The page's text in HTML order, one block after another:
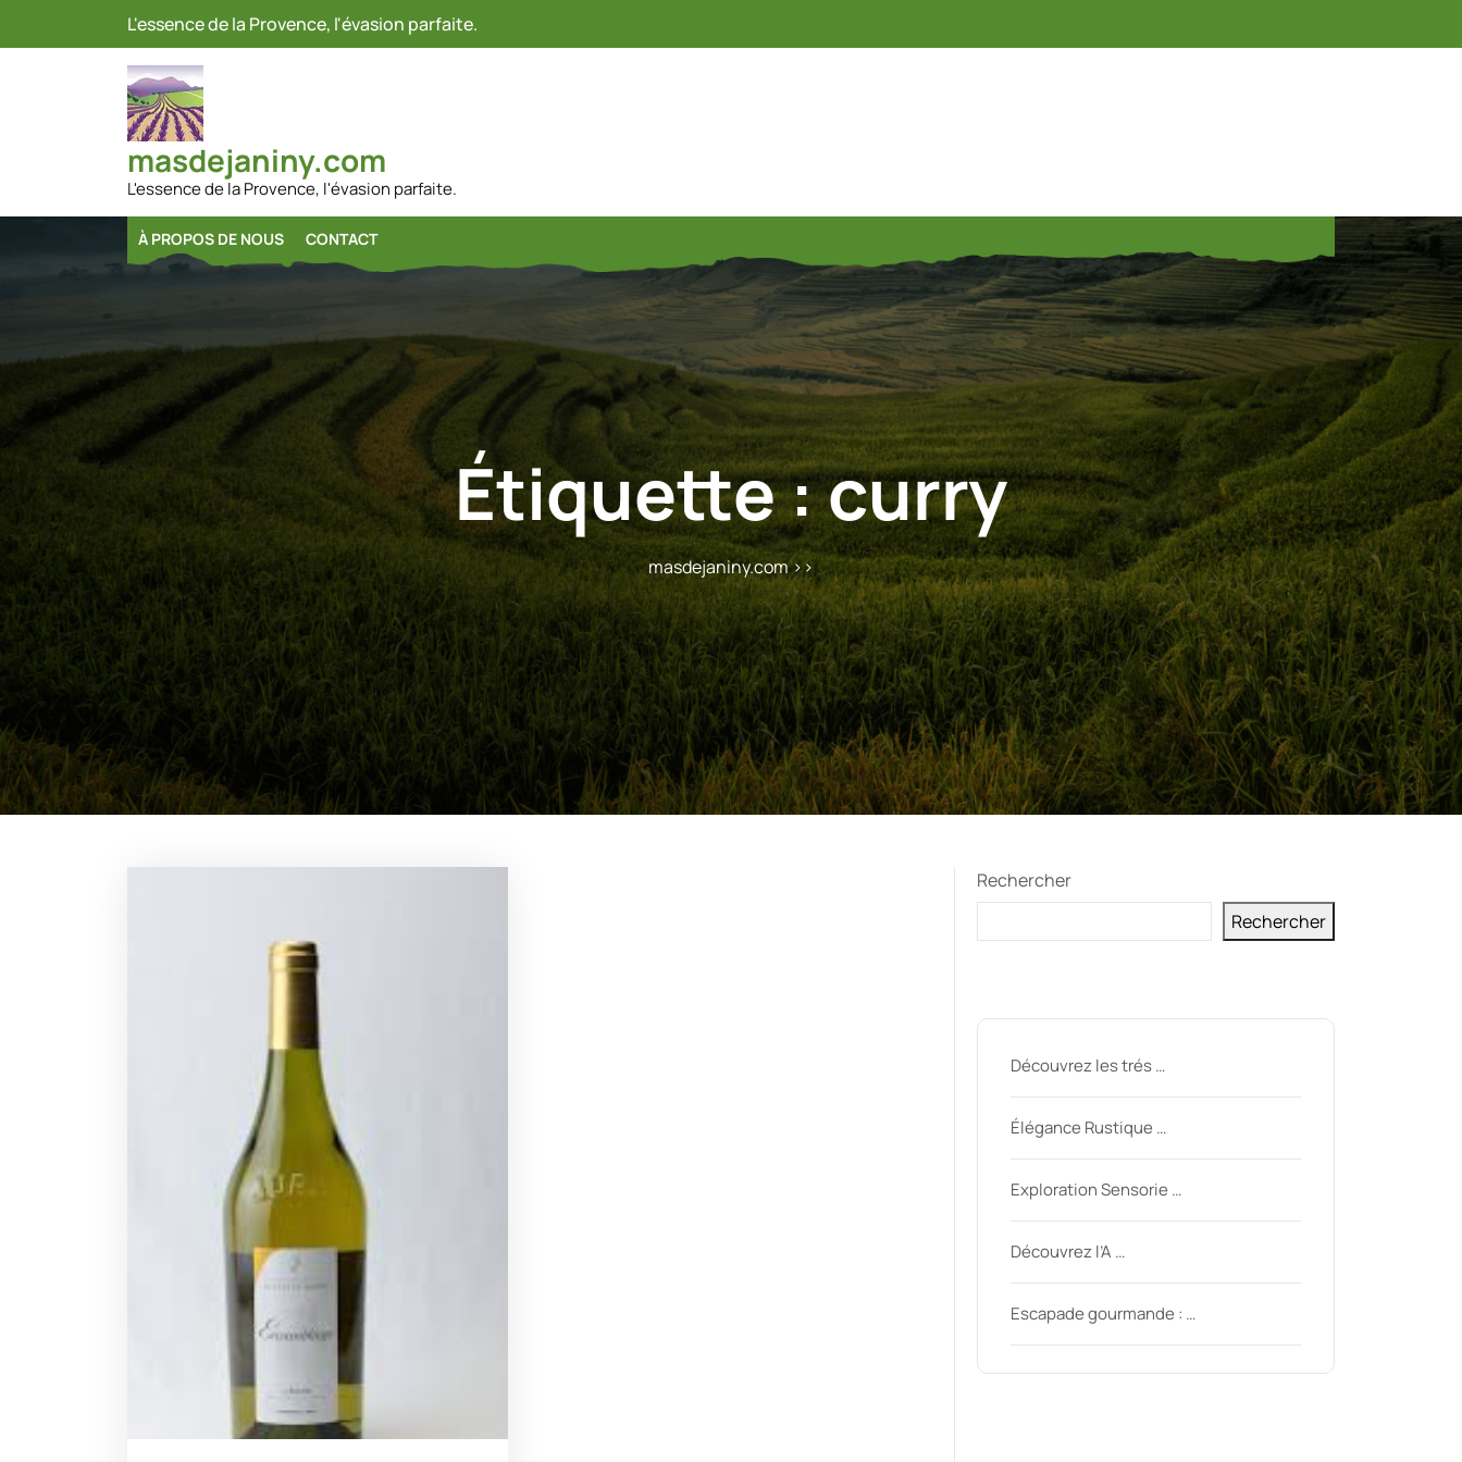
L'essence de la Provence, l'évasion parfaite.
masdejaniny.com
L'essence de la Provence, l'évasion parfaite.
À PROPOS DE NOUS CONTACT
Étiquette :curry
masdejaniny.com>>
Rechercher
Rechercher
Découvrez les trés …
Élégance Rustique …
Exploration Sensorie …
Découvrez l’A …
Escapade gourmande : …